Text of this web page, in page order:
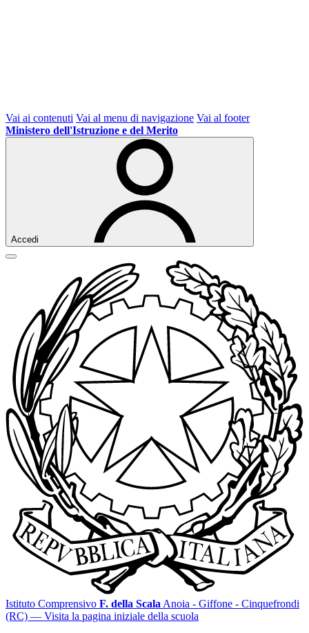
Vai ai contenuti Vai al menu di navigazione Vai al footer
Ministero dell'Istruzione e del Merito
Accedi
Istituto Comprensivo F. della Scala Anoia - Giffone - Cinquefrondi
(RC) — Visita la pagina iniziale della scuola